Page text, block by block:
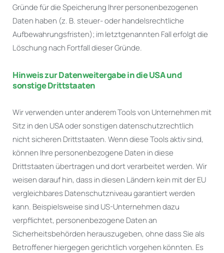
Gründe für die Speicherung Ihrer personenbezogenen
Daten haben (z. B. steuer- oder handelsrechtliche
Aufbewahrungsfristen); im letztgenannten Fall erfolgt die
Löschung nach Fortfall dieser Gründe.
Hinweis zur Datenweitergabe in die USA und
sonstige Drittstaaten
Wir verwenden unter anderem Tools von Unternehmen mit
Sitz in den USA oder sonstigen datenschutzrechtlich
nicht sicheren Drittstaaten. Wenn diese Tools aktiv sind,
können Ihre personenbezogene Daten in diese
Drittstaaten übertragen und dort verarbeitet werden. Wir
weisen darauf hin, dass in diesen Ländern kein mit der EU
vergleichbares Datenschutzniveau garantiert werden
kann. Beispielsweise sind US-Unternehmen dazu
verpflichtet, personenbezogene Daten an
Sicherheitsbehörden herauszugeben, ohne dass Sie als
Betroffener hiergegen gerichtlich vorgehen könnten. Es